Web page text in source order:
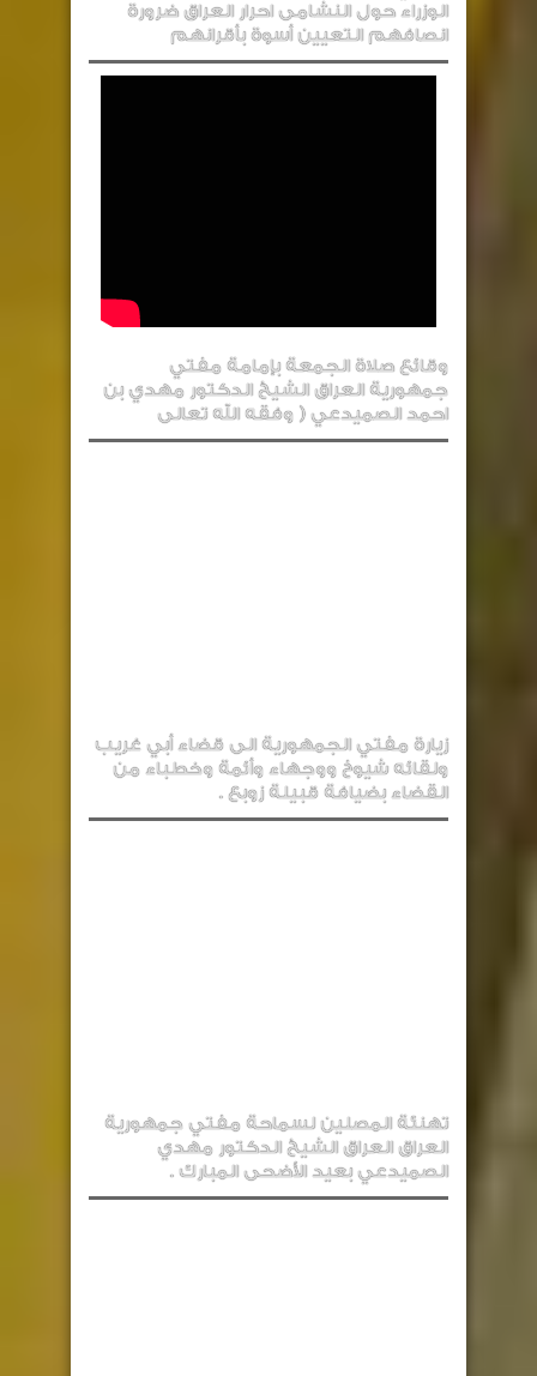
الوزراء حول النشامى احرار العراق ضرورة
انصافهم التعيين أسوة بأقرانهم
وقائع صلاة الجمعة بإمامة مفتي
جمهورية العراق الشيخ الدكتور مهدي بن
احمد الصميدعي ( وفقه الله تعالى
زيارة مفتي الجمهورية الى قضاء أبي غريب
ولقائه شيوخ ووجهاء وأئمة وخطباء من
القضاء بضيافة قبيلة زوبع .
تهنئة المصلين لسماحة مفتي جمهورية
العراق العراق الشيخ الدكتور مهدي
الصميدعي بعيد الأضحى المبارك .